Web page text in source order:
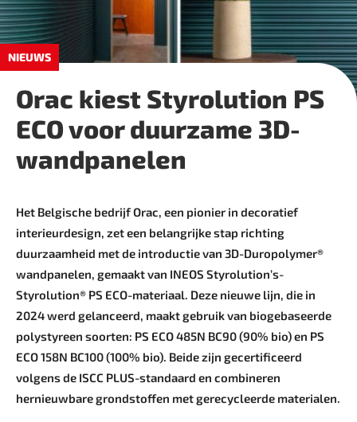
NIEUWS
Orac kiest Styrolution PS
ECO voor duurzame 3D-
wandpanelen
Het Belgische bedrijf Orac, een pionier in decoratief
interieurdesign, zet een belangrijke stap richting
duurzaamheid met de introductie van 3D-Duropolymer®
wand­panelen, gemaakt van INEOS Styrolution’s­
Styrolution® PS ECO-materiaal. Deze nieuwe lijn, die in
2024 werd gelanceerd, maakt gebruik van biogebaseerde
poly­styreen soorten: PS ECO 485N BC90 (90% bio) en PS
ECO 158N BC100 (100% bio). Beide zijn gecertificeerd
volgens de ISCC PLUS-standaard en combineren
hernieuwbare grondstoffen met gerecycleerde materialen.